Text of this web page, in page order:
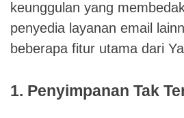
keunggulan yang
penyedia layanan email
beberapa fitur utama dari
1. Penyimpanan Tak